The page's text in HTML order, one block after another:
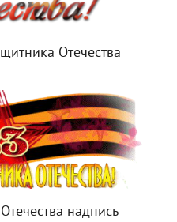
Отечества
надпись